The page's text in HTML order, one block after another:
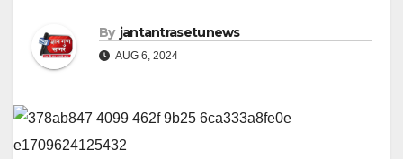
By jantantrasetunews
AUG 6, 2024